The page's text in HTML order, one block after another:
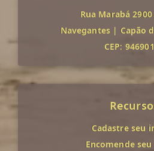
Rua Marabá
Navegantes | Capão
CEP:
Cadastre seu
Encomende